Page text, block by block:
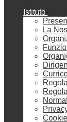
Istituto
La